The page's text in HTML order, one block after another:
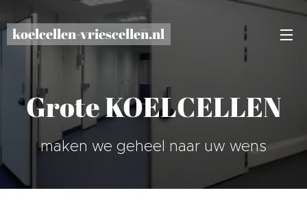
koelcellen-vriescellen.nl
Grote KOELCELLEN
maken we geheel naar uw wens